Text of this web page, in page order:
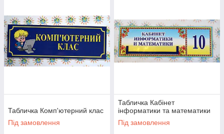
Табличка Комп'ютерний клас
Під замовлення
Табличка Кабінет
інформатики та математики
Під замовлення